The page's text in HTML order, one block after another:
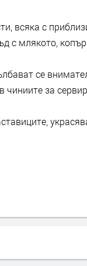
всяка с
с млякото,
се
за